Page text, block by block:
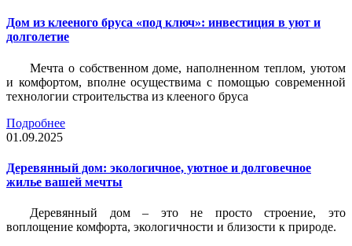
Дом из клееного бруса «под ключ»: инвестиция в уют и
долголетие
Мечта о собственном доме, наполненном теплом, уютом
и комфортом, вполне осуществима с помощью современной
технологии строительства из клееного бруса
Подробнее
01.09.2025
Деревянный дом: экологичное, уютное и долговечное
жилье вашей мечты
Деревянный дом – это не просто строение, это
воплощение комфорта, экологичности и близости к природе.